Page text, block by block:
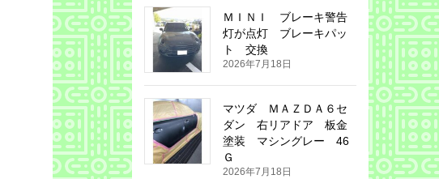
ＭＩＮＩ ブレーキ警告
灯が点灯 ブレーキパッ
ト 交換
2026年7月18日
マツダ ＭＡＺＤＡ６セ
ダン 右リアドア 板金
塗装 マシングレー 46
Ｇ
2026年7月18日